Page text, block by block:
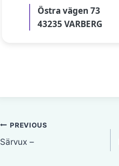
Östra vägen 73
43235 VARBERG
Inläggsnavigering
PREVIOUS
Särvux –